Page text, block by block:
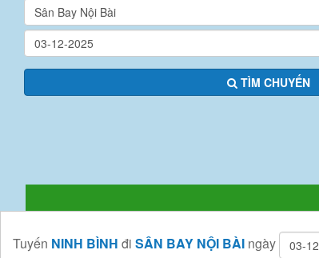
TÌM CHUYẾN
Tuyến NINH BÌNH đi SÂN BAY NỘI BÀI ngày